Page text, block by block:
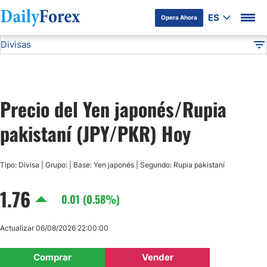
Opera Ahora ES
Divulgación del Anunciante
Divisas
USD/JPY
GBP/USD
AUD/USD
Precio del Yen japonés/Rupia
pakistaní (JPY/PKR) Hoy
Tipo: Divisa | Grupo: | Base: Yen japonés | Segundo: Rupia pakistaní
1.76 0.01 (0.58%)
Comprar Vender
Actualizar 06/08/2026 22:00:00